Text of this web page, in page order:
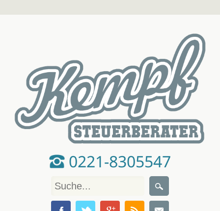
0221-8305547